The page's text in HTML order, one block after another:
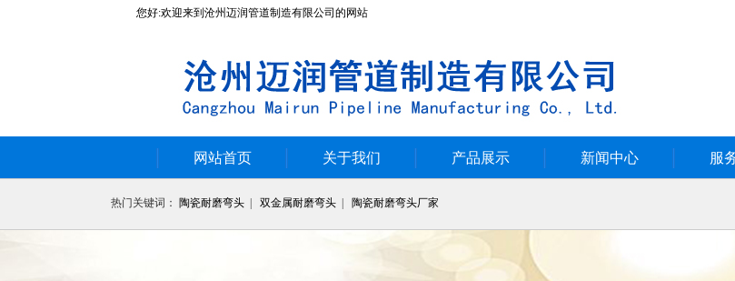
您好:欢迎来到沧州迈润管道制造有限公司的网站
网站首页 关于我们 产品展示 新闻中心 服
热门关键词： 陶瓷耐磨弯头 双金属耐磨弯头 陶瓷耐磨弯头厂家